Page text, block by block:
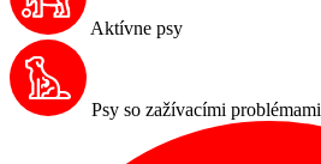
Aktívne psy
Psy so zažívacími problémami